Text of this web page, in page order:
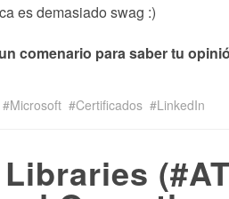
es demasiado swag :)
comenario para saber tu
Microsoft Certificados LinkedIn